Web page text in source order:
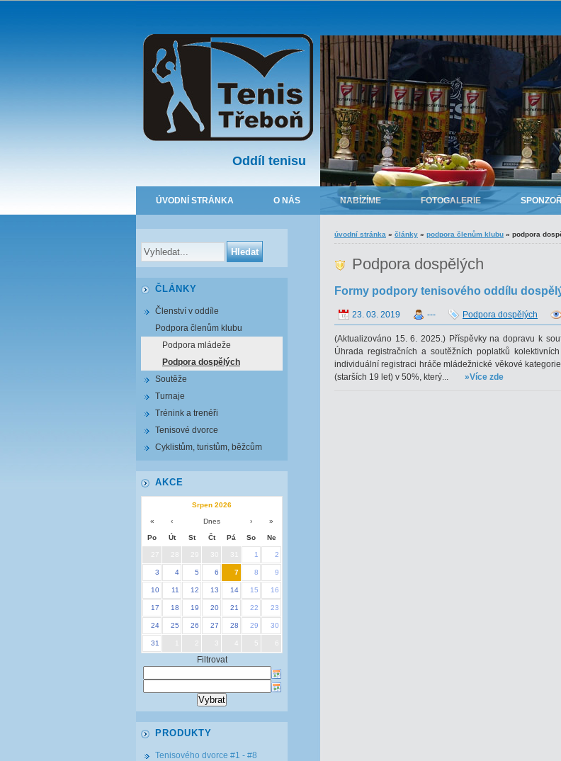
Oddíl tenisu
ÚVODNÍ STRÁNKA O NÁS NABÍZÍME FOTOGALERIE SPONZOŘI
úvodní stránka » články » podpora členům klubu » podpora
Podpora dospělých
Formy podpory tenisového oddílu
23. 03. 2019 --- Podpora dospělých
(Aktualizováno 15. 6. 2025.) Příspěvky na dopravu k
Úhrada registračních a soutěžních poplatků
individuální registraci hráče mládežnické věkové
(starších 19 let) v 50%, který...
»Více zde
ČLÁNKY
Členství v oddíle
Podpora členům klubu
Podpora mládeže
Podpora dospělých
Soutěže
Turnaje
Trénink a trenéři
Tenisové dvorce
Cyklistům, turistům, běžcům
AKCE
Srpen 2026
« ‹ Dnes › »
Po Út St Čt Pá So Ne
27 29 30 31 1 2
3 4 5 6 7 8 9
10 11 12 13 14 15 16
17 18 19 20 21 22 23
24 25 26 27 28 29 30
31 3 5
Filtrovat
PRODUKTY
Tenisového dvorce #1 - #8